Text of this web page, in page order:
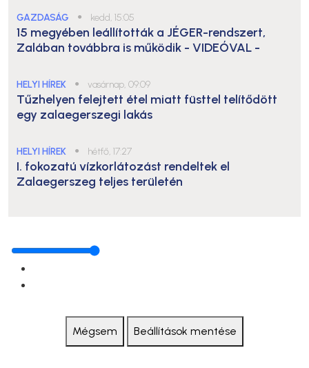
GAZDASÁG ● kedd, 15:05
15 megyében leállították a JÉGER-rendszert,
Zalában továbbra is működik - VIDEÓVAL -
HELYI HÍREK ● vasárnap, 09:09
Tűzhelyen felejtett étel miatt füsttel telítődött
egy zalaegerszegi lakás
HELYI HÍREK ● hétfő, 17:27
I. fokozatú vízkorlátozást rendeltek el
Zalaegerszeg teljes területén
Mégsem Beállítások mentése